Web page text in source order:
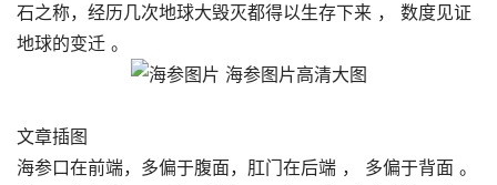
石之称，经历几次地球大毁灭都得以生存下来 ， 数度见证
地球的变迁 。
文章插图
海参口在前端，多偏于腹面，肛门在后端 ， 多偏于背面 。